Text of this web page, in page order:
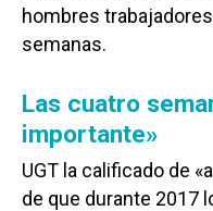
hombres
semanas.
Las cuatro
importante»
UGT la calificado de
de que durante 2017